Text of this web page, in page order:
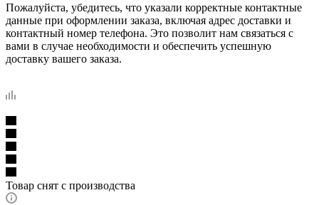
Пожалуйста, убедитесь, что указали корректные контактные
данные при оформлении заказа, включая адрес доставки и
контактный номер телефона. Это позволит нам связаться с
вами в случае необходимости и обеспечить успешную
доставку вашего заказа.
Товар снят с производства